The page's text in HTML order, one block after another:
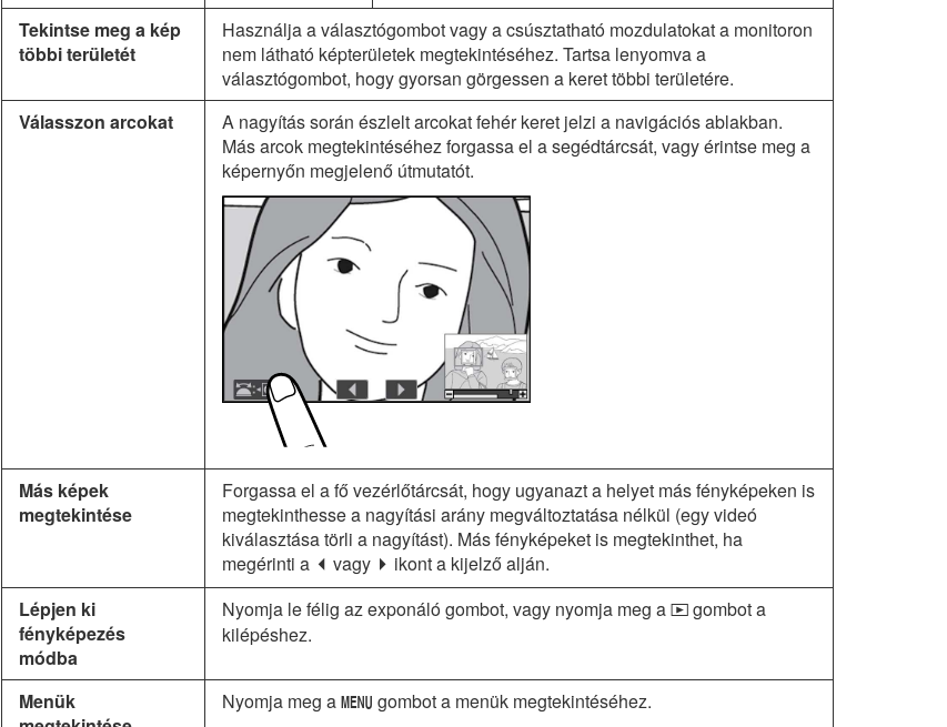
Tekintse meg a kép
többi területét
Használja a választógombot vagy a csúsztatható mozdulatokat a monitoron
nem látható képterületek megtekintéséhez. Tartsa lenyomva a
választógombot, hogy gyorsan görgessen a keret többi területére.
Válasszon arcokat
A nagyítás során észlelt arcokat fehér keret jelzi a navigációs ablakban.
Más arcok megtekintéséhez forgassa el a segédtárcsát, vagy érintse meg a
képernyőn megjelenő útmutatót.
Más képek
megtekintése
Forgassa el a fő vezérlőtárcsát, hogy ugyanazt a helyet más fényképeken is
megtekinthesse a nagyítási arány megváltoztatása nélkül (egy videó
kiválasztása törli a nagyítást). Más fényképeket is megtekinthet, ha
megérinti a e vagy f ikont a kijelző alján.
Lépjen ki
fényképezés
módba
Nyomja le félig az exponáló gombot, vagy nyomja meg a K gombot a
kilépéshez.
Menük
Nyomja meg a G gombot a menük megtekintéséhez.